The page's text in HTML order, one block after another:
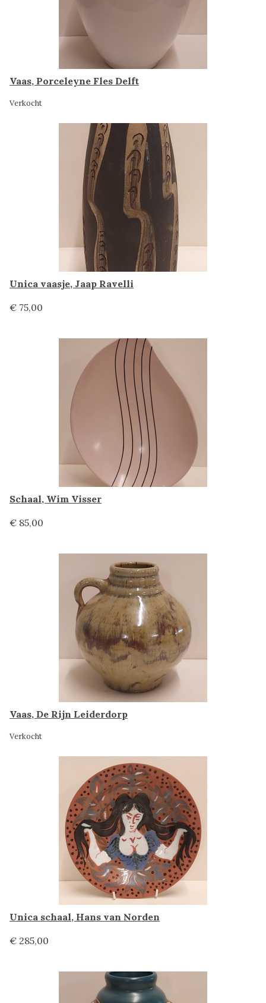
Vaas, Porceleyne Fles Delft
Verkocht
Unica vaasje, Jaap Ravelli
€ 75,00
Schaal, Wim Visser
€ 85,00
Vaas, De Rijn Leiderdorp
Verkocht
Unica schaal, Hans van Norden
€ 285,00